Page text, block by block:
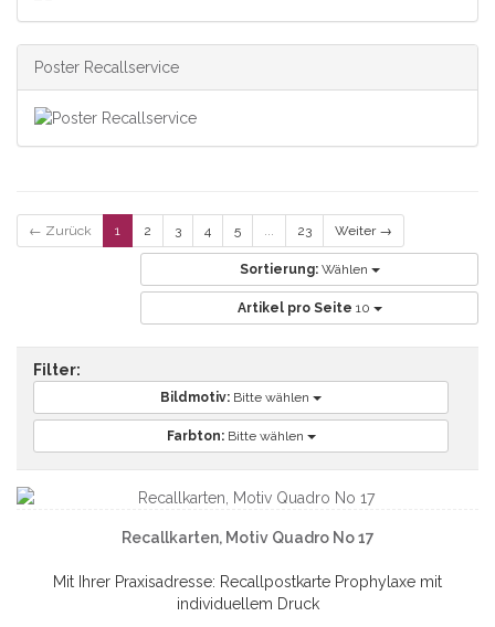
Poster Recallservice
← Zurück 1 2 3 4 5 ... 23 Weiter →
Sortierung: Wählen
Artikel pro Seite 10
Filter:
Bildmotiv: Bitte wählen
Farbton: Bitte wählen
Recallkarten, Motiv Quadro No 17
Mit Ihrer Praxisadresse: Recallpostkarte Prophylaxe mit
individuellem Druck